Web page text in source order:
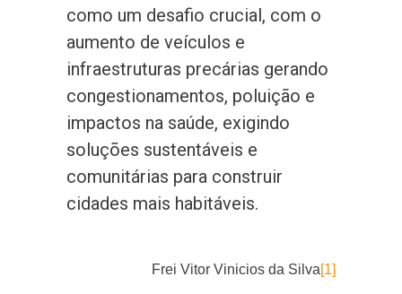
como um desafio crucial, com o
aumento de veículos e
infraestruturas precárias gerando
congestionamentos, poluição e
impactos na saúde, exigindo
soluções sustentáveis e
comunitárias para construir
cidades mais habitáveis.
Frei Vitor Vinicios da Silva[1]